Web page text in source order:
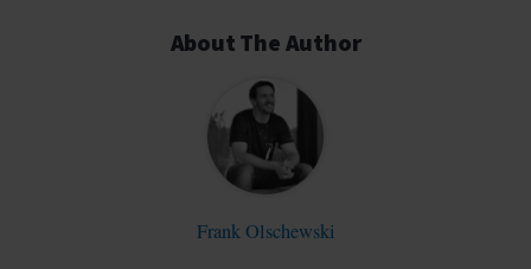
About The Author
Frank Olschewski